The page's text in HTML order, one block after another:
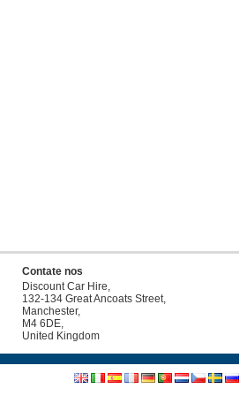
Contate nos
Discount Car Hire,
132-134 Great Ancoats Street,
Manchester,
M4 6DE,
United Kingdom